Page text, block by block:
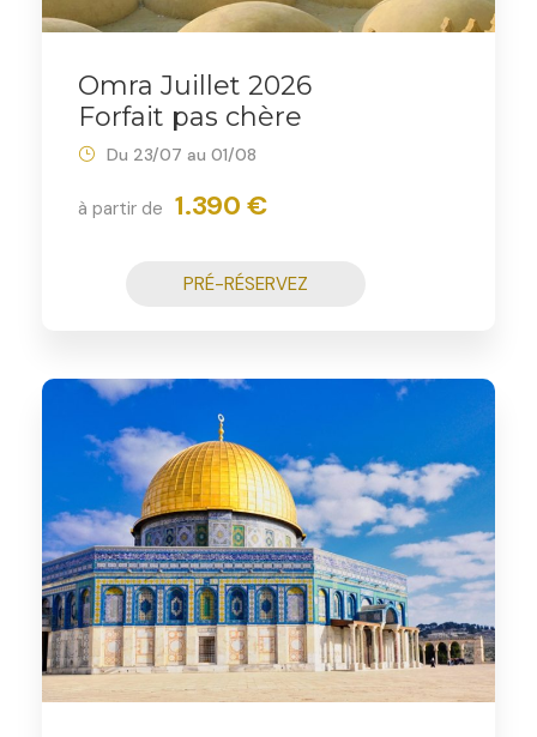
Omra Juillet 2026
Forfait pas chère
à partir de 1.390 €
Du 23/07 au 01/08
PRÉ-RÉSERVEZ